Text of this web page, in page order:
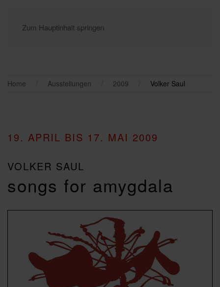
Zum Hauptinhalt springen
Home Ausstellungen 2009 Volker Saul
19. APRIL BIS 17. MAI 2009
VOLKER SAUL
songs for amygdala